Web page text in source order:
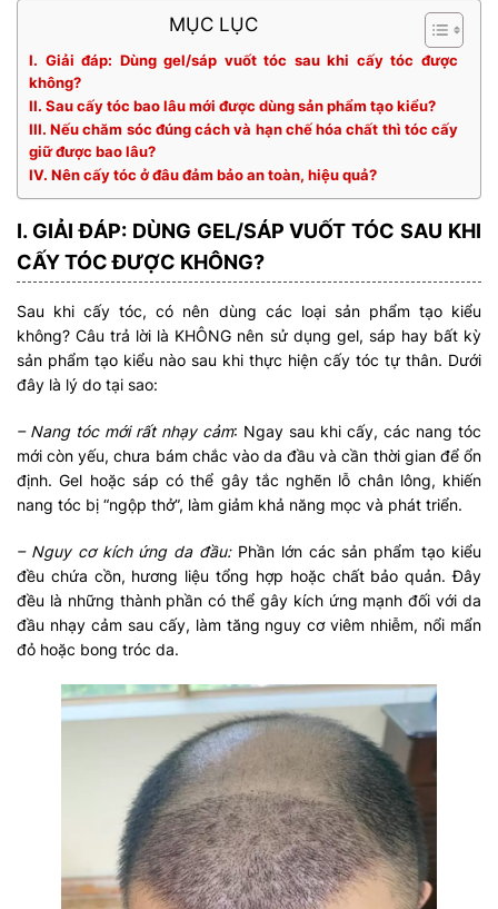
MỤC LỤC
I. Giải đáp: Dùng gel/sáp vuốt tóc sau khi cấy tóc được
không?
II. Sau cấy tóc bao lâu mới được dùng sản phẩm tạo kiểu?
III. Nếu chăm sóc đúng cách và hạn chế hóa chất thì tóc cấy
giữ được bao lâu?
IV. Nên cấy tóc ở đâu đảm bảo an toàn, hiệu quả?
I. GIẢI ĐÁP: DÙNG GEL/SÁP VUỐT TÓC SAU KHI
CẤY TÓC ĐƯỢC KHÔNG?
Sau khi cấy tóc, có nên dùng các loại sản phẩm tạo kiểu
không? Câu trả lời là KHÔNG nên sử dụng gel, sáp hay bất kỳ
sản phẩm tạo kiểu nào sau khi thực hiện cấy tóc tự thân. Dưới
đây là lý do tại sao:
– Nang tóc mới rất nhạy cảm: Ngay sau khi cấy, các nang tóc
mới còn yếu, chưa bám chắc vào da đầu và cần thời gian để ổn
định. Gel hoặc sáp có thể gây tắc nghẽn lỗ chân lông, khiến
nang tóc bị “ngộp thở”, làm giảm khả năng mọc và phát triển.
– Nguy cơ kích ứng da đầu:Phần lớn các sản phẩm tạo kiểu
đều chứa cồn, hương liệu tổng hợp hoặc chất bảo quản. Đây
đều là những thành phần có thể gây kích ứng mạnh đối với da
đầu nhạy cảm sau cấy, làm tăng nguy cơ viêm nhiễm, nổi mẩn
đỏ hoặc bong tróc da.